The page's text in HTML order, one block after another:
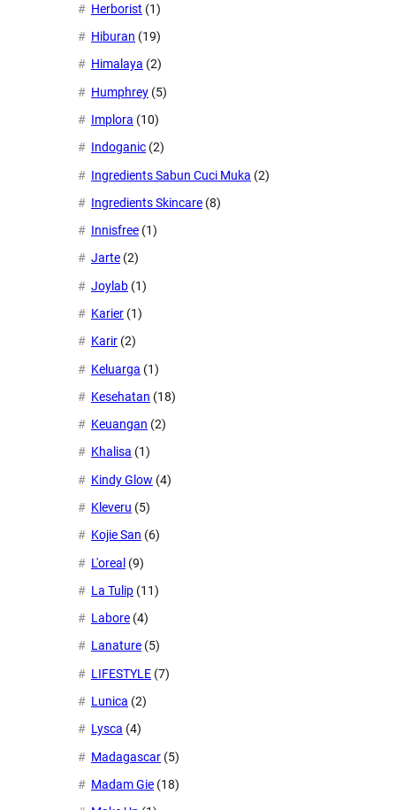
Herborist (1)
Hiburan (19)
Himalaya (2)
Humphrey (5)
Implora (10)
Indoganic (2)
Ingredients Sabun Cuci Muka (2)
Ingredients Skincare (8)
Innisfree (1)
Jarte (2)
Joylab (1)
Karier (1)
Karir (2)
Keluarga (1)
Kesehatan (18)
Keuangan (2)
Khalisa (1)
Kindy Glow (4)
Kleveru (5)
Kojie San (6)
L'oreal (9)
La Tulip (11)
Labore (4)
Lanature (5)
LIFESTYLE (7)
Lunica (2)
Lysca (4)
Madagascar (5)
Madam Gie (18)